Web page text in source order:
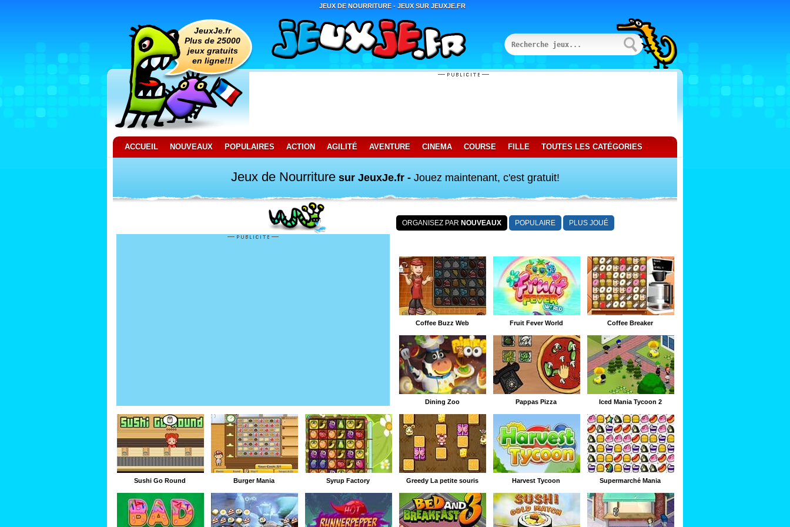
JEUX DE NOURRITURE - JEUX SUR JEUXJE.FR
JeuxJe.fr
Plus de 25000
jeux gratuits
en ligne!!!
ACCUEIL NOUVEAUX POPULAIRES ACTION AGILITÉ AVENTURE CINEMA COURSE FILLE TOUTES LES CATÉGORIES
Jeux de Nourrituresur JeuxJe.fr - Jouez maintenant, c'est gratuit!
ORGANISEZ PAR NOUVEAUX POPULAIRE PLUS JOUÉ
Coffee Buzz Web Fruit Fever World Coffee Breaker
Dining Zoo Pappas Pizza Iced Mania Tycoon 2
Sushi Go Round Burger Mania Syrup Factory Greedy La petite souris Harvest Tycoon Supermarché Mania